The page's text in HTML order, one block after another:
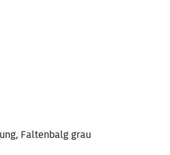
Faltenbalg grau